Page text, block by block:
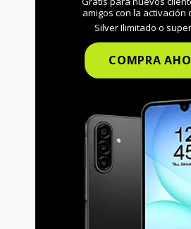
amigos con la activación
Silver Ilimitado o
COMPRA